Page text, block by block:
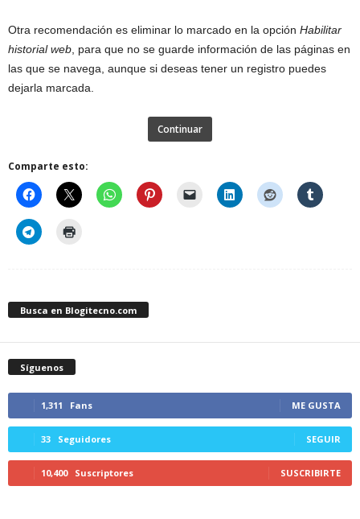
Otra recomendación es eliminar lo marcado en la opción Habilitar
historial web , para que no se guarde información de las páginas en
las que se navega, aunque si deseas tener un registro puedes
dejarla marcada.
Continuar
Comparte esto:
Busca en Blogitecno.com
Síguenos
1,311 Fans ME GUSTA
33 Seguidores SEGUIR
10,400 Suscriptores SUSCRIBIRTE